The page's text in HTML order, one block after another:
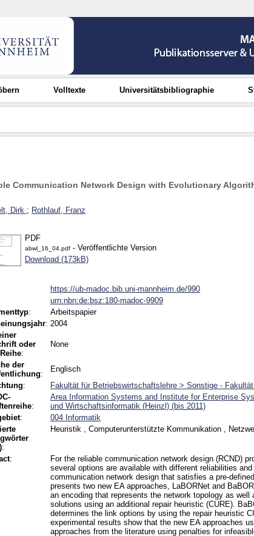
Volltexte Universitätsbibliographie
Communication Network Design with Evolutionary
Dirk ; Rothlauf, Franz
PDF
abwl_16_04.pdf - Veröffentlichte Version
Download (173kB)
https://ub-madoc.bib.uni-mannheim.de/990
urn:nbn:de:bsz:180-madoc-9909
:
Arbeitspapier
: 2004
oder
:
None
der
:
Englisch
:
Fakultät für Betriebswirtschaftslehre > Sonstige -
:
Area Information Systems and Institute for Enterprise
und Wirtschaftsinformatik (Heinzl) (bis 2011)
:
004 Informatik
:
Heuristik , Computerunterstützte Kommunikation ,
:
For the reliable communication network design (RCND)
several options are available with different reliabilities
communication network design that satisfies a pre-
presents two new EA approaches, LaBORNet and
an encoding that represents the network topology as
solutions using an additional repair heuristic (CURE).
determines the link options by using the repair heuristic
experimental results show that the new EA approaches
approaches from the literature using penalties for